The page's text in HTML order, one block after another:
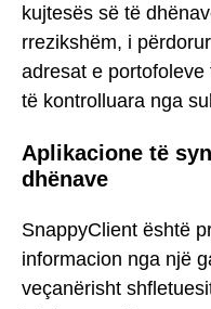
kujtesës së të
rrezikshëm, i
adresat e
të kontrolluara nga
Aplikacione të
dhënave
SnappyClient është
informacion nga një
veçanërisht